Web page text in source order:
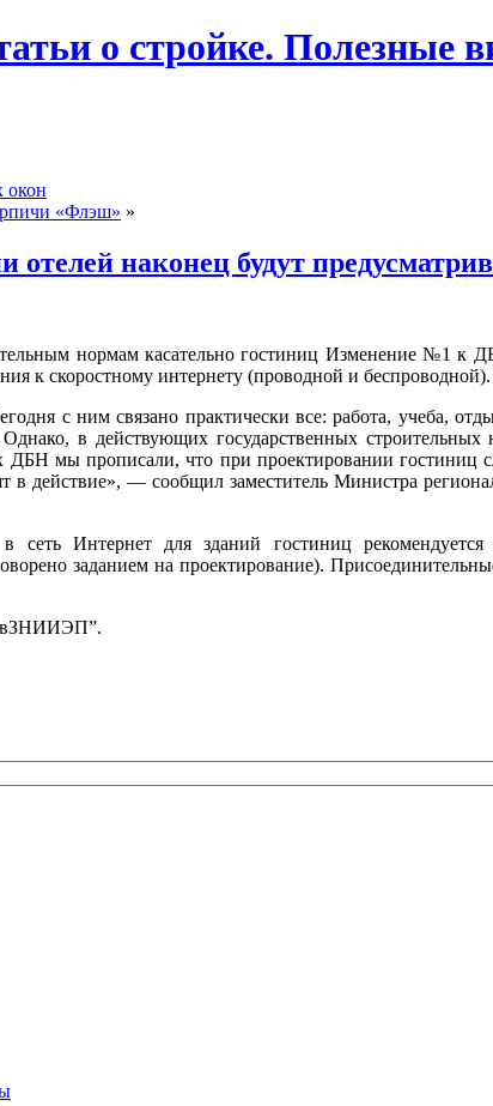
о стройке. Полезные
окон
«Флэш» »
отелей наконец будут
нормам касательно гостиниц Изменение №1 к
к скоростному интернету (проводной и
с ним связано практически все: работа, учеба,
в действующих государственных
ДБН мы прописали, что при проектировании гостиниц
в действие», — сообщил заместитель Министра
в сеть Интернет для зданий гостиниц
заданием на проектирование).